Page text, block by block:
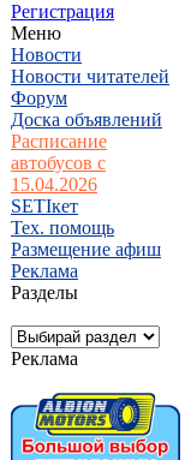
Регистрация
Меню
Новости
Новости читателей
Форум
Доска объявлений
Расписание
автобусов с
15.04.2026
SETIкет
Тех. помощь
Размещение афиш
Реклама
Разделы
Реклама